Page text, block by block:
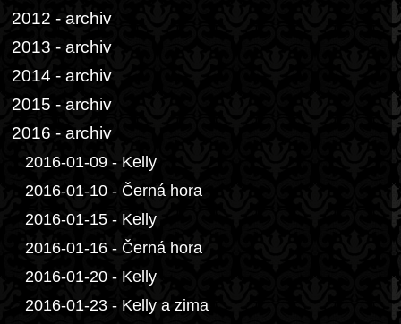
2012 - archiv
2013 - archiv
2014 - archiv
2015 - archiv
2016 - archiv
2016-01-09 - Kelly
2016-01-10 - Černá hora
2016-01-15 - Kelly
2016-01-16 - Černá hora
2016-01-20 - Kelly
2016-01-23 - Kelly a zima